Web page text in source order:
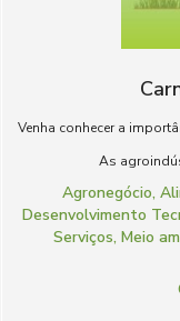
Venha conhecer a
As
Agronegócio,
Desenvolvimento
Serviços, Meio